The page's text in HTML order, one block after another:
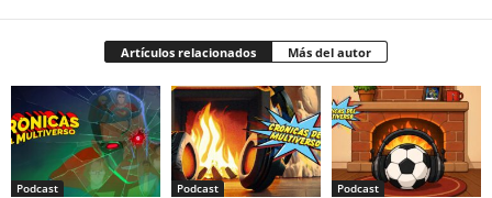
Artículos relacionados Más del autor
Podcast Podcast Podcast